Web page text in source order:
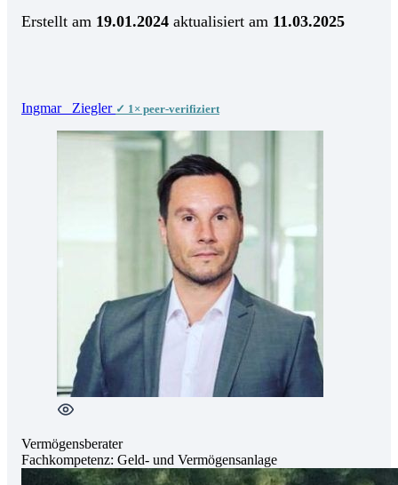
Erstellt am 19.01.2024 aktualisiert am 11.03.2025
Ingmar Ziegler ✓ 1× peer-verifiziert
Vermögensberater
Fachkompetenz: Geld- und Vermögensanlage